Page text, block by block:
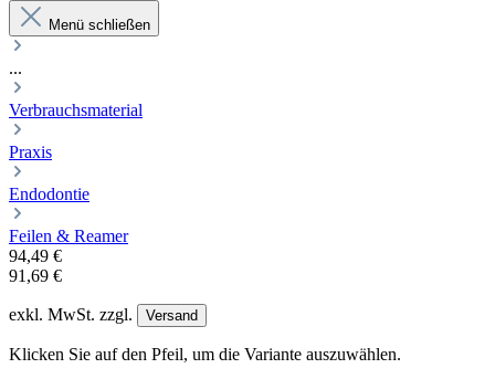
Menü schließen
...
Verbrauchsmaterial
Praxis
Endodontie
Feilen & Reamer
94,49 €
91,69 €
exkl. MwSt. zzgl. Versand
Klicken Sie auf den Pfeil, um die Variante auszuwählen.